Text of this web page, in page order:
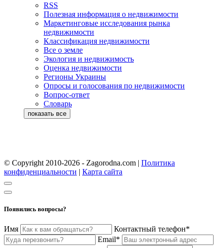
RSS
Полезная информация о недвижимости
Маркетинговые исследования рынка
недвижимости
Классификация недвижимости
Все о земле
Экология и недвижимость
Оценка недвижимости
Регионы Украины
Опросы и голосования по недвижимости
Вопрос-ответ
Словарь
© Copyright 2010-2026 - Zagorodna.com | Политика
конфиденциальности | Карта сайта
Появились вопросы?
Имя
Контактный телефон*
Email*